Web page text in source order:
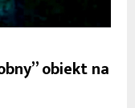
obiekt na